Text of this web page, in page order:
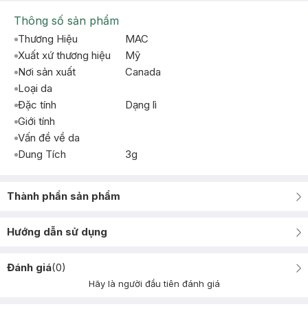
Thông số sản phẩm
Thương Hiệu
MAC
Xuất xứ thương hiệu
Mỹ
Nơi sản xuất
Canada
Loại da
Đặc tính
Dạng lì
Giới tính
Vấn đề về da
Dung Tích
3g
Thành phần sản phẩm
Hướng dẫn sử dụng
Đánh giá(0)
Hãy là người đầu tiên đánh giá